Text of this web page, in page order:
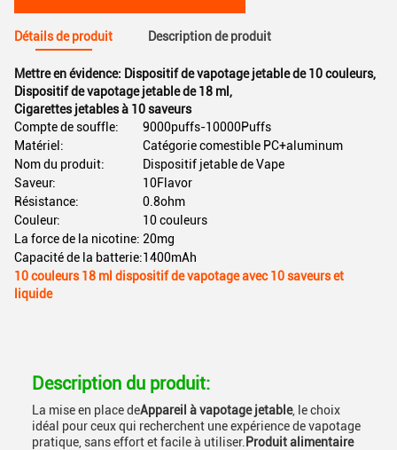
Détails de produit Description de produit
Mettre en évidence: Dispositif de vapotage jetable de 10 couleurs,
Dispositif de vapotage jetable de 18 ml ,
Cigarettes jetables à 10 saveurs
Compte de souffle:
9000puffs-10000Puffs
Matériel:
Catégorie comestible PC+aluminum
Nom du produit:
Dispositif jetable de Vape
Saveur:
10Flavor
Résistance:
0.8ohm
Couleur:
10 couleurs
La force de la nicotine: 20mg
Capacité de la batterie:1400mAh
10 couleurs 18 ml dispositif de vapotage avec 10 saveurs et
liquide
Description du produit:
La mise en place deAppareil à vapotage jetable, le choix
idéal pour ceux qui recherchent une expérience de vapotage
pratique, sans effort et facile à utiliser. Produit alimentaire